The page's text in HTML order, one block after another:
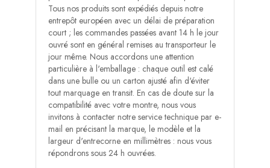
Tous nos produits sont expédiés depuis notre
entrepôt européen avec un délai de préparation
court ; les commandes passées avant 14 h le jour
ouvré sont en général remises au transporteur le
jour même. Nous accordons une attention
particulière à l'emballage : chaque outil est calé
dans une bulle ou un carton ajusté afin d'éviter
tout marquage en transit. En cas de doute sur la
compatibilité avec votre montre, nous vous
invitons à contacter notre service technique par e-
mail en précisant la marque, le modèle et la
largeur d'entrecorne en millimètres : nous vous
répondrons sous 24 h ouvrées.